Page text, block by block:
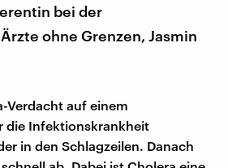
bei der
ohne Grenzen, Jasmin
Verdacht auf einem
die Infektionskrankheit
in den Schlagzeilen. Danach